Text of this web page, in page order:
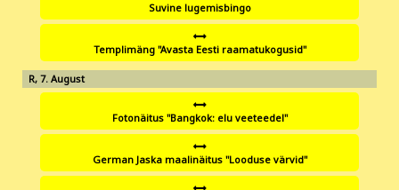
Suvine lugemisbingo
Templimäng "Avasta Eesti raamatukogusid"
7
Fotonäitus "Bangkok: elu veeteedel"
German Jaska maalinäitus "Looduse värvid"